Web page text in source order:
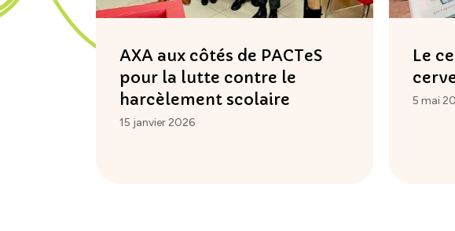
AXA aux côtés de PACTeS
pour la lutte contre le
harcèlement scolaire
15 janvier 2026
Le
5 mai